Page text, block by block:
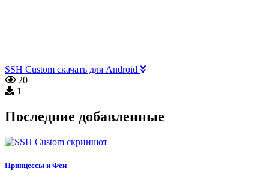
SSH Custom скачать для Android
20
1
Последние добавленные
Принцессы и Феи